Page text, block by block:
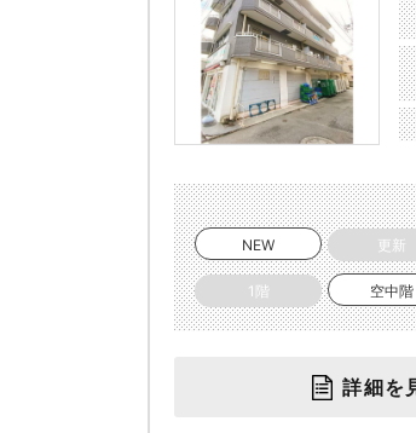
NEW 更新
1階 空中階
詳細を